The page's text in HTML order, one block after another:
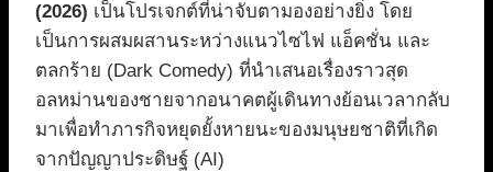
(2026) เป็นโปรเจกต์ที่น่าจับตามองอย่างยิ่ง โดย
เป็นการผสมผสานระหว่างแนวไซไฟ แอ็คชั่น และ
ตลกร้าย (Dark Comedy) ที่นำเสนอเรื่องราวสุด
อลหม่านของชายจากอนาคตผู้เดินทางย้อนเวลากลับ
มาเพื่อทำภารกิจหยุดยั้งหายนะของมนุษยชาติที่เกิด
จากปัญญาประดิษฐ์ (AI)